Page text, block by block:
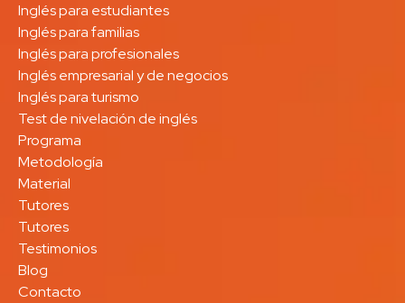
Inglés para estudiantes
Inglés para familias
Inglés para profesionales
Inglés empresarial y de negocios
Inglés para turismo
Test de nivelación de inglés
Programa
Metodología
Material
Tutores
Tutores
Testimonios
Blog
Contacto